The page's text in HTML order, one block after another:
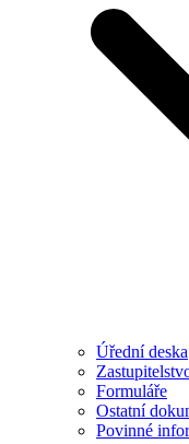
Úřední deska
Formuláře
Ostatní
Povinné